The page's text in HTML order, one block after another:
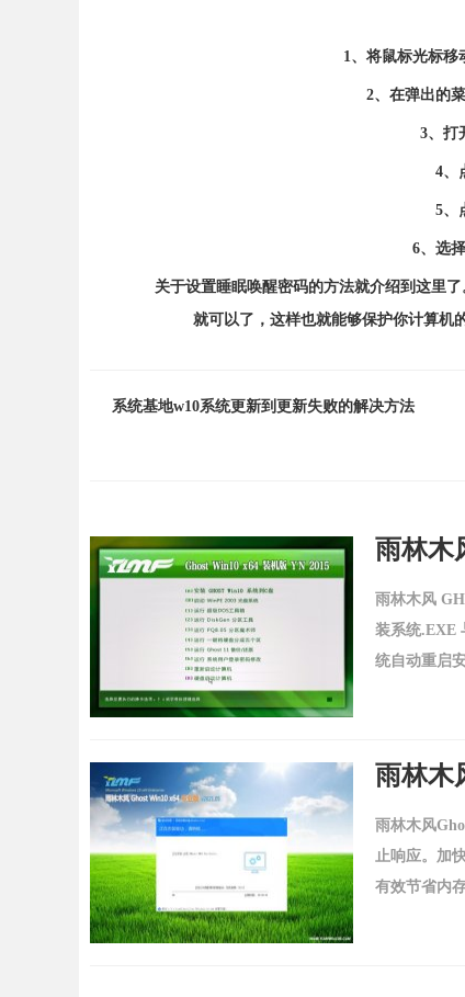
1、将鼠标光标移动
2、在弹出的菜
3、打开
4、点
5、点
6、选择“
关于设置睡眠唤醒密码的方法就介绍到这里了
就可以了，这样也就能够保护你计算机
系统基地w10系统更新到更新失败的解决方法
雨林木
雨林木风
装系统.EXE
统自动重启
雨林木风
止响应。加
有效节省内